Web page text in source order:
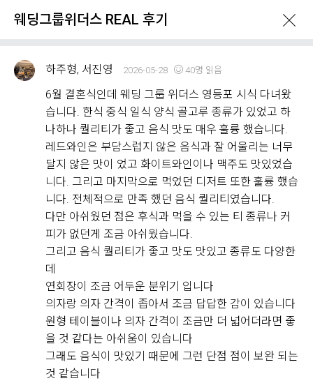
What's New
이벤트 & 프로모션 위더스 Real 후기
웨딩그룹위더스 REAL 후기
Withus2,182 Real Review
웨딩그룹위더스 고객님들께서
직접 작성해주신 소중한 후기
Real 후기 쓰기
웨딩그룹위더스 REAL 후기
하주형, 서진영 2026-05-28 40명 읽음
6월 결혼식인데 웨딩 그룹 위더스 영등포 시식 다녀왔
습니다. 한식 중식 일식 양식 골고루 종류가 있었고 하
나하나 퀄리티가 좋고 음식 맛도 매우 훌륭 했습니다.
레드와인은 부담스럽지 않은 음식과 잘 어울리는 너무
달지 않은 맛이 었고 화이트와인이나 맥주도 맛있었습
니다. 그리고 마지막으로 먹었던 디저트 또한 훌륭 했습
니다. 전체적으로 만족 했던 음식 퀄리티였습니다.
다만 아쉬웠던 점은 후식과 먹을 수 있는 티 종류나 커
피가 없던게 조금 아쉬웠습니다.
그리고 음식 퀄리티가 좋고 맛도 맛있고 종류도 다양한
데
연회장이 조금 어두운 분위기 입니다
의자랑 의자 간격이 좁아서 조금 답답한 감이 있습니다
원형 테이블이나 의자 간격이 조금만 더 넓어더라면 좋
을 것 같다는 아쉬움이 있습니다
그래도 음식이 맛있기 때문에 그런 단점 점이 보완 되는
것 같습니다